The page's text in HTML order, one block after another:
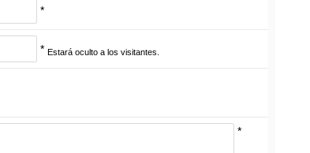
*
* Estará oculto a los visitantes.
*